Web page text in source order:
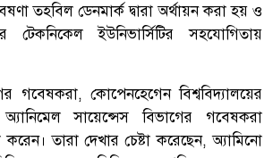
তহবিল ডেনমার্ক দ্বারা অর্থায়ন করা হয় ও
টেকনিকেল ইউনিভার্সিটির সহযোগিতায়
গবেষকরা, কোপেনহেগেন বিশ্ববিদ্যালয়ের
অ্যানিমেল সায়েন্সেস বিভাগের গবেষকরা
করেন। তারা দেখার চেষ্টা করেছেন, অ্যামিনো